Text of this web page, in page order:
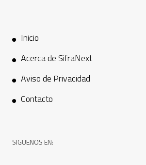
Inicio
Acerca de SifraNext
Aviso de Privacidad
Contacto
SIGUENOS EN: